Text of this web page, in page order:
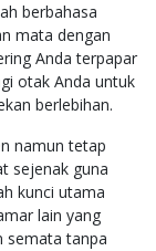
berbahasa
mata dengan
Anda terpapar
otak Anda untuk
berlebihan.
namun tetap
sejenak guna
kunci utama
lain yang
semata tanpa